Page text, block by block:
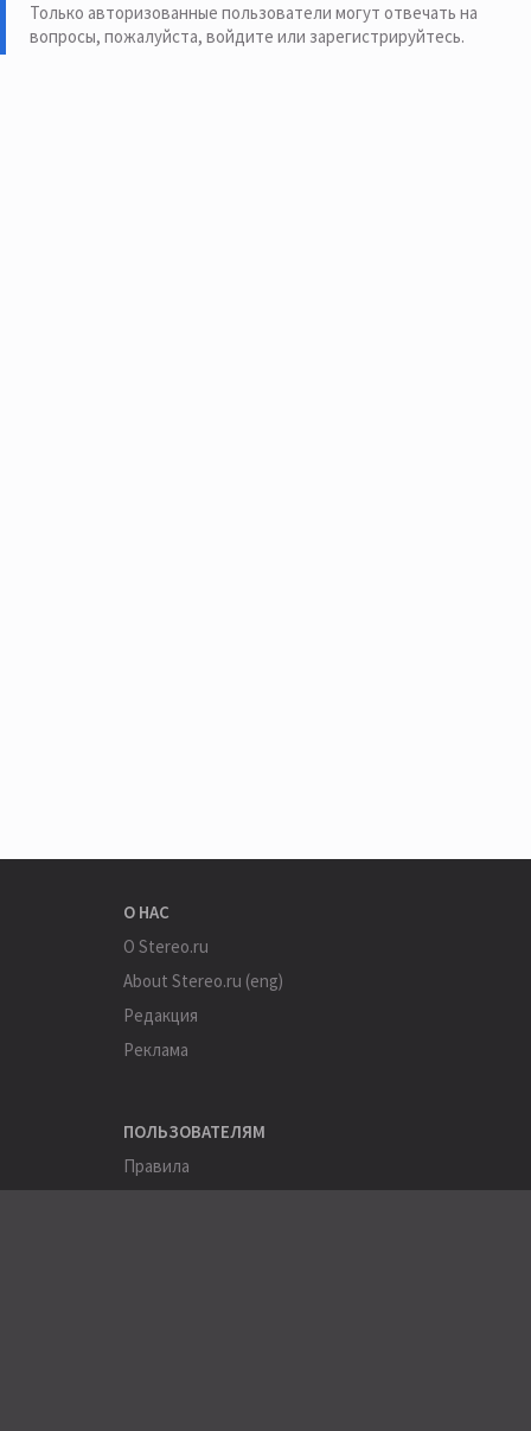
Только авторизованные пользователи могут отвечать на
вопросы, пожалуйста, войдите или зарегистрируйтесь.
О НАС
О Stereo.ru
About Stereo.ru (eng)
Редакция
Реклама
ПОЛЬЗОВАТЕЛЯМ
Правила